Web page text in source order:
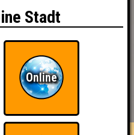
RESERVIERUNG
UNS
Stadt
Online